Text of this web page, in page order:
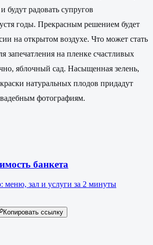
будут радовать супругов
годы. Прекрасным решением будет
на открытом воздухе. Что может стать
запечатления на пленке счастливых
яблочный сад. Насыщенная зелень,
натуральных плодов придадут
фотографиям.
банкета
меню, зал и услуги за 2 минуты
Копировать ссылку